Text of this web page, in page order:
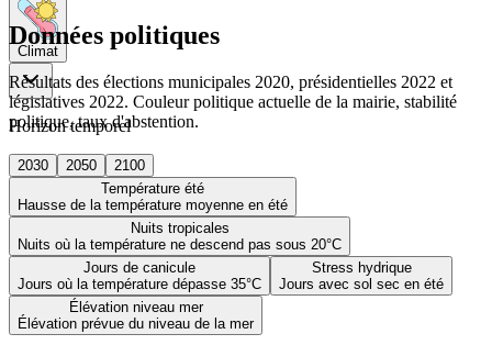
Climat
Horizon temporel
2030 2050
2100
Température été
Hausse de la température moyenne en été
Nuits tropicales
Nuits où la température ne descend pas sous 20°C
Jours de canicule
Jours où la température dépasse 35°C
Stress hydrique
Jours avec sol sec en été
Élévation niveau mer
Élévation prévue du niveau de la mer
Données politiques
Résultats des élections municipales 2020, présidentielles 2022 et
législatives 2022. Couleur politique actuelle de la mairie, stabilité
politique, taux d'abstention.